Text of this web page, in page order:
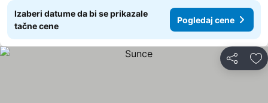
Izaberi datume da bi se prikazale
tačne cene
Pogledaj cene
Deli